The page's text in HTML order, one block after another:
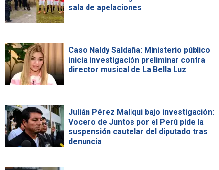
sala de apelaciones
Caso Naldy Saldaña: Ministerio público
inicia investigación preliminar contra
director musical de La Bella Luz
Julián Pérez Mallqui bajo investigación:
Vocero de Juntos por el Perú pide la
suspensión cautelar del diputado tras
denuncia